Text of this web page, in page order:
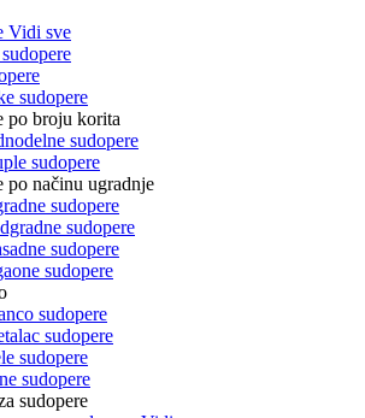
Vidi sve
sudopere
po broju korita
sudopere
sudopere
po načinu ugradnje
sudopere
sudopere
sudopere
sudopere
sudopere
sudopere
sudopere
sudopere
sudopere